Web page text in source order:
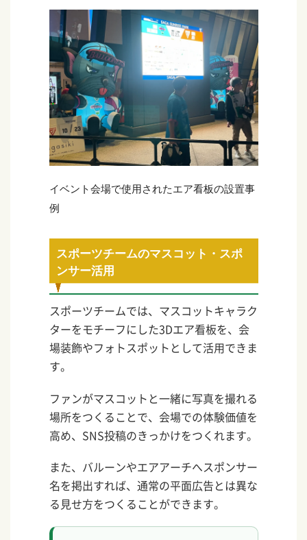
イベント会場で使用されたエア看板の設置事
例
スポーツチームのマスコット・スポ
ンサー活用
スポーツチームでは、マスコットキャラク
ターをモチーフにした3Dエア看板を、会
場装飾やフォトスポットとして活用できま
す。
ファンがマスコットと一緒に写真を撮れる
場所をつくることで、会場での体験価値を
高め、SNS投稿のきっかけをつくれます。
また、バルーンやエアアーチへスポンサー
名を掲出すれば、通常の平面広告とは異な
る見せ方をつくることができます。